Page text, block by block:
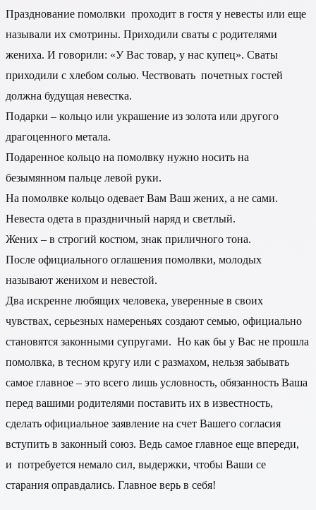
Празднование помолвки проходит в гостя у невесты или еще
называли их смотрины. Приходили сваты с родителями
жениха. И говорили: «У Вас товар, у нас купец». Сваты
приходили с хлебом солью. Чествовать почетных гостей
должна будущая невестка.
Подарки – кольцо или украшение из золота или другого
драгоценного метала.
Подаренное кольцо на помолвку нужно носить на
безымянном пальце левой руки.
На помолвке кольцо одевает Вам Ваш жених, а не сами.
Невеста одета в праздничный наряд и светлый.
Жених – в строгий костюм, знак приличного тона.
После официального оглашения помолвки, молодых
называют женихом и невестой.
Два искренне любящих человека, уверенные в своих
чувствах, серьезных намереньях создают семью, официально
становятся законными супругами. Но как бы у Вас не прошла
помолвка, в тесном кругу или с размахом, нельзя забывать
самое главное – это всего лишь условность, обязанность Ваша
перед вашими родителями поставить их в известность,
сделать официальное заявление на счет Вашего согласия
вступить в законный союз. Ведь самое главное еще впереди,
и потребуется немало сил, выдержки, чтобы Ваши се
старания оправдались. Главное верь в себя!